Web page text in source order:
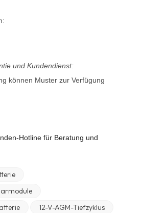
und Kundendienst:
können Muster zur Verfügung
Hotline für Beratung und
12-V-AGM-Tiefzyklus